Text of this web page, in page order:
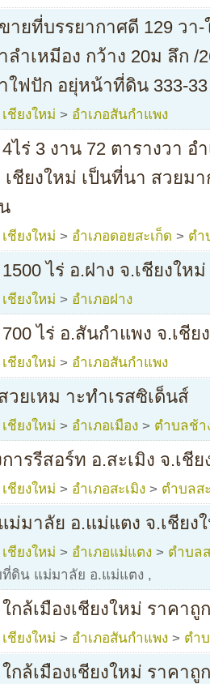
ายที่บรรยากาศดี 129 วา
ลำเหมีอง กว้าง 20ม ลึก /
ใฟปัก อยุ่หน้าที่ดิน 333-33
เชียงใหม่ > อำเภอสันกำแพง
ไร่ 3 งาน 72 ตารางวา อ
เชียงใหม่ เป็นที่นา สวยม
เชียงใหม่ > อำเภอดอยสะเก็ด > ตำ
ไร่ อ.ฝาง จ.เชียงใหม่
เชียงใหม่ > อำเภอฝาง
ไร่ อ.สันกำแพง จ.เชีย
เชียงใหม่ > อำเภอสันกำแพง
ยเหม าะทำเรสซิเด็นส์
เชียงใหม่ > อำเภอเมือง > ตำบลช้า
ารรีสอร์ท อ.สะเมิง จ.เชี
เชียงใหม่ > อำเภอสะเมิง > ตำบลส
ม่มาลัย อ.แม่แตง จ.เชียง
เชียงใหม่ > อำเภอแม่แตง > ตำบล
ดิน แม่มาลัย อ.แม่แตง ,
กล้เมืองเชียงใหม่ ราคาถูก
เชียงใหม่ > อำเภอสันกำแพง > ตำ
กล้เมืองเชียงใหม่ ราคาถูก